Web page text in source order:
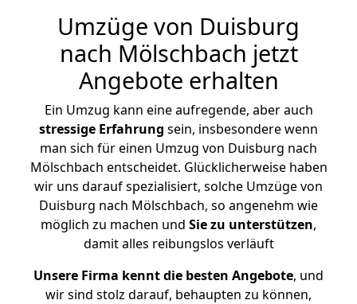
Umzüge von Duisburg
nach Mölschbach jetzt
Angebote erhalten
Ein Umzug kann eine aufregende, aber auch
stressige Erfahrung sein, insbesondere wenn
man sich für einen Umzug von Duisburg nach
Mölschbach entscheidet. Glücklicherweise haben
wir uns darauf spezialisiert, solche Umzüge von
Duisburg nach Mölschbach, so angenehm wie
möglich zu machen und Sie zu unterstützen,
damit alles reibungslos verläuft
Unsere Firma kennt die besten Angebote, und
wir sind stolz darauf, behaupten zu können,